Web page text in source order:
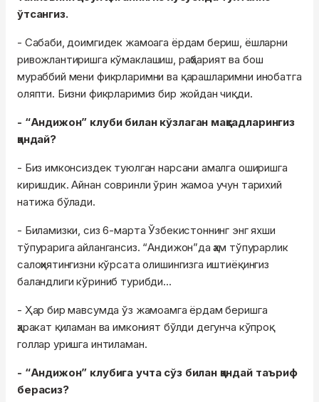
ўтсангиз.
- Сабаби, доимгидек жамоага ёрдам бериш, ёшларни
ривожлантиришга кўмаклашиш, раҳбарият ва бош
мураббий мени фикрларимни ва қарашларимни инобатга
оляпти. Бизни фикрларимиз бир жойдан чиқди.
- “Андижон” клуби билан кўзлаган мақсадларингиз
қандай?
- Биз имконсиздек туюлган нарсани амалга оширишга
киришдик. Айнан совринли ўрин жамоа учун тарихий
натижа бўлади.
- Биламизки, сиз 6-марта Ўзбекистоннинг энг яхши
тўпурарига айлангансиз. “Андижон”да ҳам тўпурарлик
салоҳиятингизни кўрсата олишингизга иштиёқингиз
баландлиги кўриниб турибди...
- Ҳар бир мавсумда ўз жамоамга ёрдам беришга
ҳаракат қиламан ва имконият бўлди дегунча кўпроқ
голлар уришга интиламан.
- “Андижон” клубига учта сўз билан қандай таъриф
берасиз?